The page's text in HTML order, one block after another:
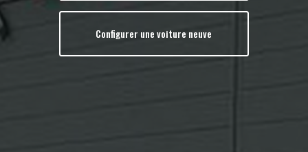
Configurer une voiture neuve